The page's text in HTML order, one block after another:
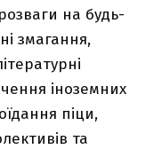
на будь-
змагання,
іноземних
піци,
та